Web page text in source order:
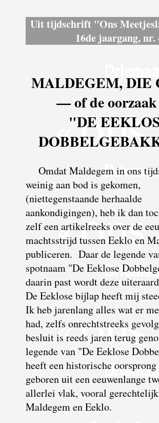
Uit tijdschrift "Ons
16de jaargang, nr.
MALDEGEM, DIE
— of de
"DE
Omdat Maldegem in ons
weinig aan bod is gekomen,
(niettegenstaande herhaalde
aankondigingen), heb ik dan
zelf een artikelreeks over de
machtsstrijd tussen Eeklo en
publiceren. Daar de legende
spotnaam "De Eeklose
daarin past wordt deze
De Eeklose bijlap heeft mij
Ik heb jarenlang alles wat er
had, zelfs onrechtstreeks
besluit is reeds jaren terug
legende van "De Eeklose
heeft een historische oorsprong
geboren uit een eeuwenlange
allerlei vlak, vooral
Maldegem en Eeklo.